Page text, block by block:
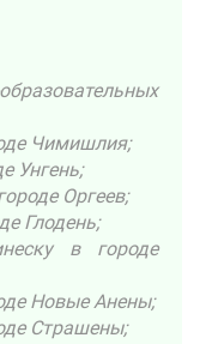
Чимишлия;
Унгень;
Оргеев;
Глодень;
в городе
Новые Анены;
Страшены;